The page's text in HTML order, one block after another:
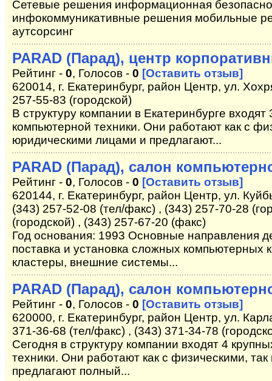
Сетевые решения информационная
инфокоммуникативные решения мобильные
аутсорсинг
PARAD (Парад), центр
Рейтинг - 0, Голосов - 0 [Оставить отзыв]
620014, г. Екатеринбург, район Центр, ул.
257-55-83 (городской)
В структуру компании в Екатеринбурге
компьютерной техники. Они работают как с
юридическими лицами и предлагают...
PARAD (Парад), салон
Рейтинг - 0, Голосов - 0 [Оставить отзыв]
620144, г. Екатеринбург, район Центр, ул.
(343) 257-52-08 (тел/факс) , (343) 257-70-28
(городской) , (343) 257-67-20 (факс)
Год основания: 1993 Основные направления
поставка и установка сложных компьютерных
кластеры, внешние системы...
PARAD (Парад), салон
Рейтинг - 0, Голосов - 0 [Оставить отзыв]
620000, г. Екатеринбург, район Центр, ул.
371-36-68 (тел/факс) , (343) 371-34-78
Сегодня в структуру компании входят 4
техники. Они работают как с физическими,
предлагают полный...